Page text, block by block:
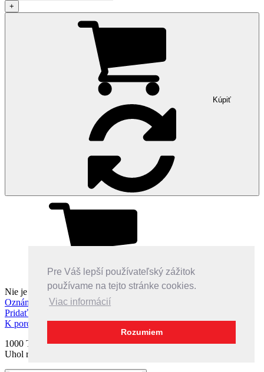
Pre Váš lepší používateľský zážitok
používame na tejto stránke cookies.
Viac informácií
Rozumiem
+
Kúpiť
Nie je k dispozícii
Oznámiť, ak sa objaví
Pridať do obľúbených
K porovnaniuOtvoriť v zozname pre porovnanie
1000 TVL!!! Аntivandalový, nakladací, 48 х 133 х 19mm, PAL.
Uhol rozhľadu 125°. Exkluzívny dizajn. Farba: nerez